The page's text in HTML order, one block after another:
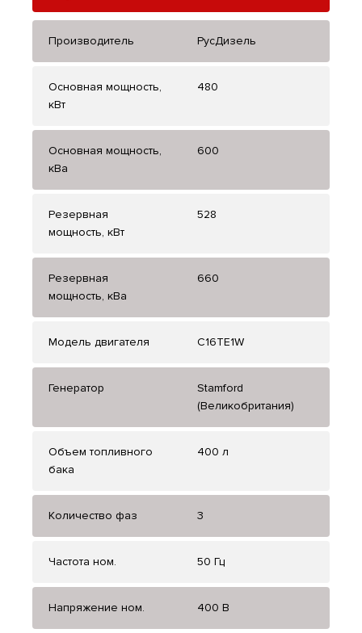
Производитель РусДизель
Основная мощность,
кВт
480
Основная мощность,
кВа
600
Резервная
мощность, кВт
528
Резервная
мощность, кВа
660
Модель двигателя C16TE1W
Генератор
Stamford
(Великобритания)
Объем топливного
бака
400 л
Количество фаз 3
Частота ном. 50 Гц
Напряжение ном. 400 В